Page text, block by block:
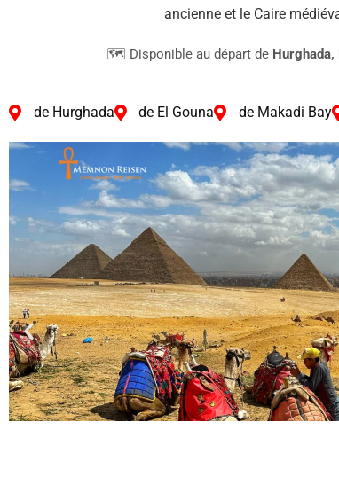
ancienne et le Caire
🗺️ Disponible au départ de Hurghada,
de Hurghada de El Gouna de Makadi Bay